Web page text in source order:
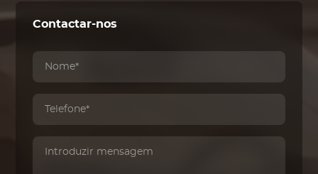
Contactar-nos